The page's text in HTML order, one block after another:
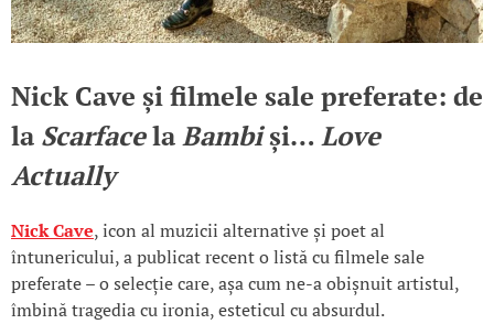
Nick Cave și filmele sale preferate: de
la ScarfacelaBambiși… Love
Actually
Nick Cave, icon al muzicii alternative și poet al
întunericului, a publicat recent o listă cu filmele sale
preferate – o selecție care, așa cum ne-a obișnuit artistul,
îmbină tragedia cu ironia, esteticul cu absurdul.